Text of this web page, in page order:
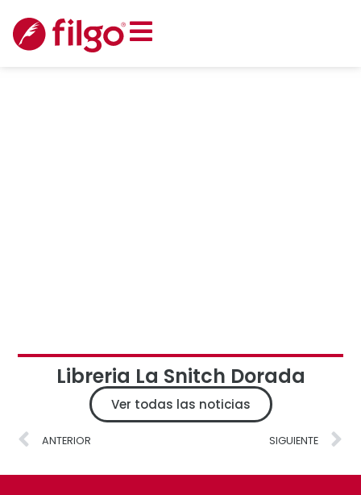
Libreria La Snitch Dorada
Ver todas las noticias
ANTERIOR SIGUIENTE